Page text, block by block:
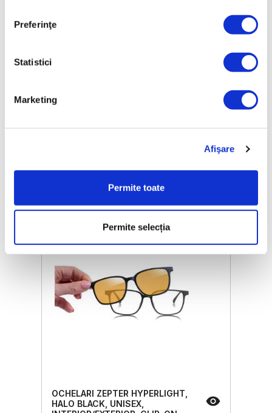
Preferinţe
Statistici
Marketing
Afişare
Permite toate
Permite selecția
HALO BLACK, UNISEX, EXTERIOR,
reduceri între până la 5% și 40%
OCHELARI ZEPTER HYPERLIGHT,
HALO BLACK, UNISEX,